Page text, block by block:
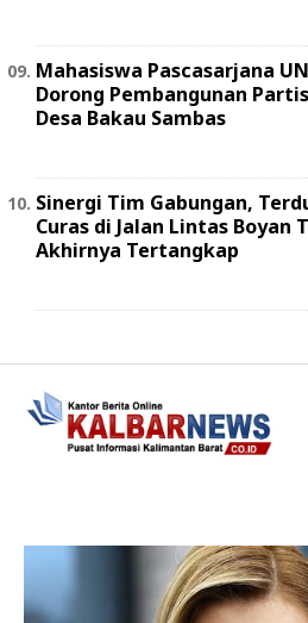
Mahasiswa Pascasarjana
Dorong Pembangunan
Desa Bakau Sambas
Sinergi Tim Gabungan,
Curas di Jalan Lintas Boyan
Akhirnya Tertangkap